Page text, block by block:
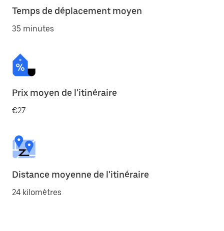
Temps de déplacement moyen
35 minutes
Prix moyen de l'itinéraire
€27
Distance moyenne de l'itinéraire
24 kilomètres